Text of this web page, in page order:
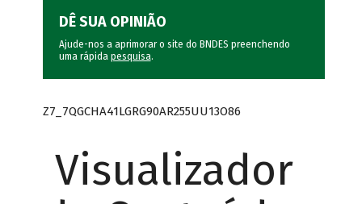
DÊ SUA OPINIÃO
Ajude-nos a aprimorar o site do BNDES preenchendo
uma rápida pesquisa.
Z7_7QGCHA41LGRG90AR255UU13O86
Visualizador